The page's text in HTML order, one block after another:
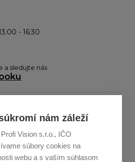
nám záleží
Vision s.r.o., IČO
súbory cookies na
webu a s vaším súhlasom
- 16:30
a sledujte nás
naInstagrame